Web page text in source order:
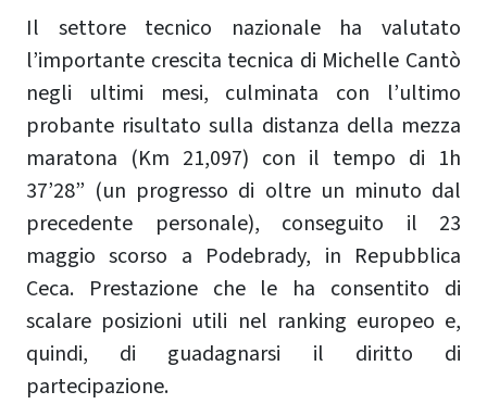
Il settore tecnico nazionale ha valutato
l’importante crescita tecnica di Michelle Cantò
negli ultimi mesi, culminata con l’ultimo
probante risultato sulla distanza della mezza
maratona (Km 21,097) con il tempo di 1h
37’28” (un progresso di oltre un minuto dal
precedente personale), conseguito il 23
maggio scorso a Podebrady, in Repubblica
Ceca. Prestazione che le ha consentito di
scalare posizioni utili nel ranking europeo e,
quindi, di guadagnarsi il diritto di
partecipazione.